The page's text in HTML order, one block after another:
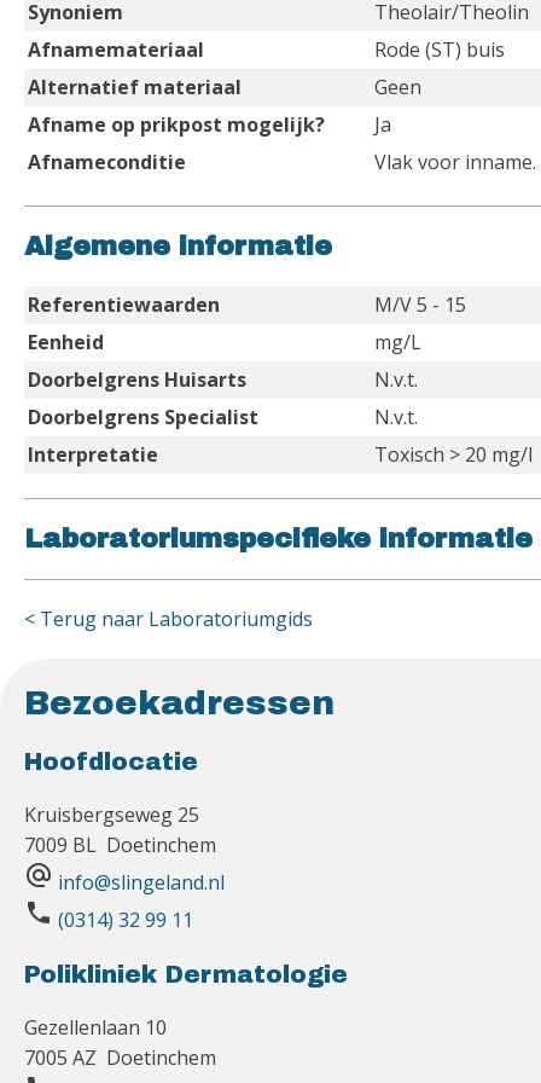
Synoniem
Theolair/Theolin
Afnamemateriaal
Rode (ST) buis
Alternatief materiaal
Geen
Afname op prikpost mogelijk?
Ja
Afnameconditie
Vlak voor inname.
Algemene informatie
Referentiewaarden
M/V 5 - 15
Eenheid
mg/L
Doorbelgrens Huisarts
N.v.t.
Doorbelgrens Specialist
N.v.t.
Interpretatie
Toxisch > 20 mg/l
Laboratoriumspecifieke informatie
< Terug naar Laboratoriumgids
Bezoekadressen
Hoofdlocatie
Kruisbergseweg 25
7009 BL Doetinchem
alternate_email info@slingeland.nl
phone (0314) 32 99 11
Polikliniek Dermatologie
Gezellenlaan 10
7005 AZ Doetinchem